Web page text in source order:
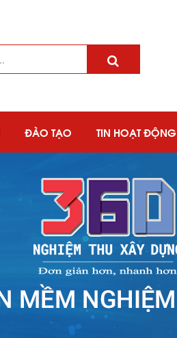
ĐÀO TẠO TIN HOẠT ĐỘNG